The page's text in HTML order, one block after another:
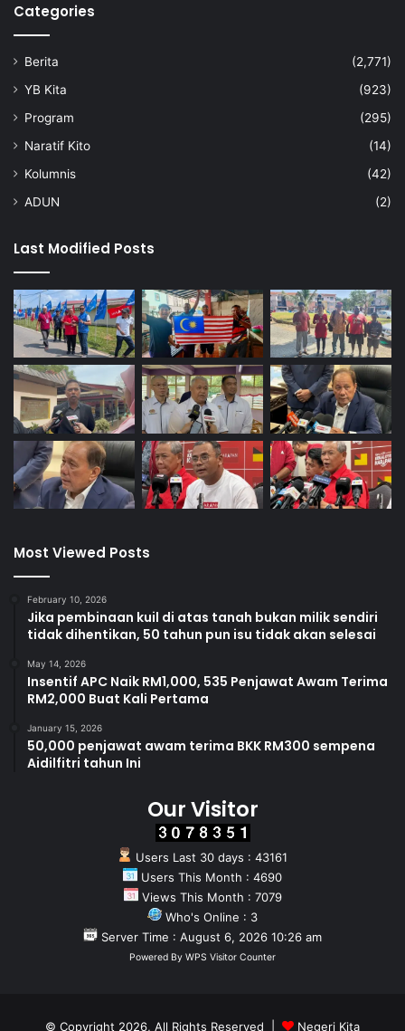
Categories
Berita
(2,771)
YB Kita
(923)
Program
(295)
Naratif Kito
(14)
Kolumnis
(42)
ADUN
(2)
Last Modified Posts
Most Viewed Posts
February 10, 2026
Jika pembinaan kuil di atas tanah bukan milik sendiri
tidak dihentikan, 50 tahun pun isu tidak akan selesai
May 14, 2026
Insentif APC Naik RM1,000, 535 Penjawat Awam Terima
RM2,000 Buat Kali Pertama
January 15, 2026
50,000 penjawat awam terima BKK RM300 sempena
Aidilfitri tahun Ini
Our Visitor
Users Last 30 days : 43161
Users This Month : 4690
Views This Month : 7079
Who's Online : 3
Server Time : August 6, 2026 10:26 am
Powered By WPS Visitor Counter
© Copyright 2026, All Rights Reserved | Negeri Kita